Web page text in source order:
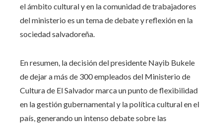
el ámbito cultural y en la comunidad de trabajadores
del ministerio es un tema de debate y reflexión en la
sociedad salvadoreña.
En resumen, la decisión del presidente Nayib Bukele
de dejar a más de 300 empleados del Ministerio de
Cultura de El Salvador marca un punto de flexibilidad
en la gestión gubernamental y la política cultural en el
país, generando un intenso debate sobre las